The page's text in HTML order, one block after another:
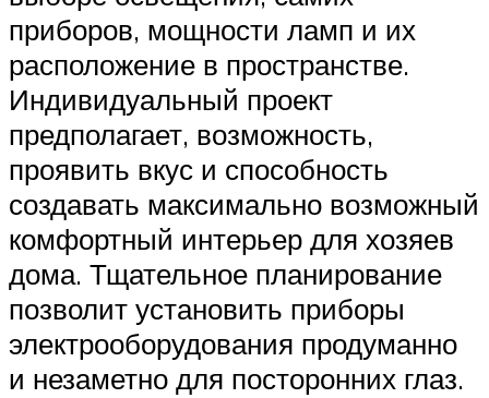
приборов, мощности ламп и их
расположение в пространстве.
Индивидуальный проект
предполагает, возможность,
проявить вкус и способность
создавать максимально возможный
комфортный интерьер для хозяев
дома. Тщательное планирование
позволит установить приборы
электрооборудования продуманно
и незаметно для посторонних глаз.